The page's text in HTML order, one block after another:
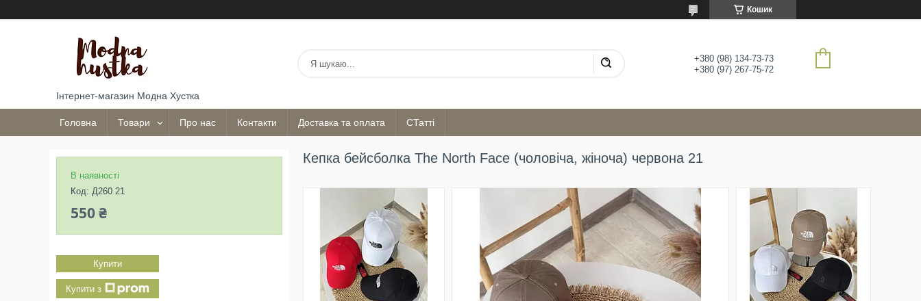
Кошик
Інтернет-магазин Модна Хустка
+380 (98) 134-73-73
+380 (97) 267-75-72
Головна Товари Про нас Контакти Доставка та оплата СТатті
Кепка бейсболка The North Face (чоловіча, жіноча) червона 21
В наявності
Код: Д260 21
550 ₴
Купити
Купити з